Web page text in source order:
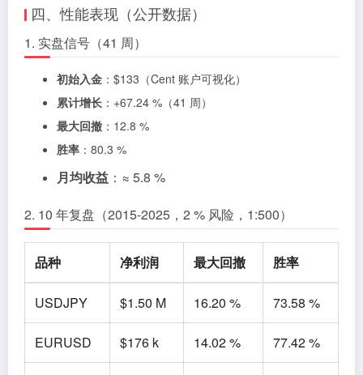
四、性能表现（公开数据）
1. 实盘信号（41 周）
初始入金 ：$133（Cent 账户可视化）
累计增长 ：+67.24 %（41 周）
最大回撤 ：12.8 %
胜率 ：80.3 %
月均收益 ：≈ 5.8 %
2. 10 年复盘（2015-2025，2 % 风险，1:500）
品种 净利润 最大回撤 胜率
USDJPY $1.50 M 16.20 % 73.58 %
EURUSD $176 k 14.02 % 77.42 %